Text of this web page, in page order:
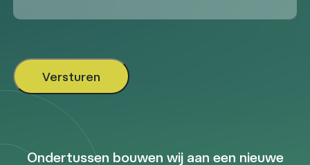
Ondertussen bouwen wij aan een nieuwe